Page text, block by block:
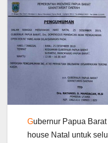
Gubernur Papua
house Natal untuk